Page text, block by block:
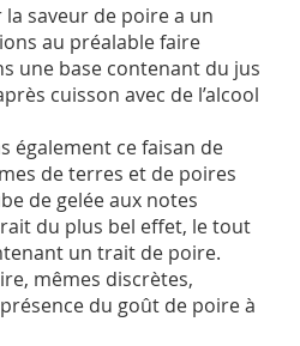
la saveur de poire a un
au préalable faire
une base contenant du jus
cuisson avec de l’alcool
également ce faisan de
de terres et de poires
de gelée aux notes
du plus bel effet, le tout
un trait de poire.
mêmes discrètes,
du goût de poire à